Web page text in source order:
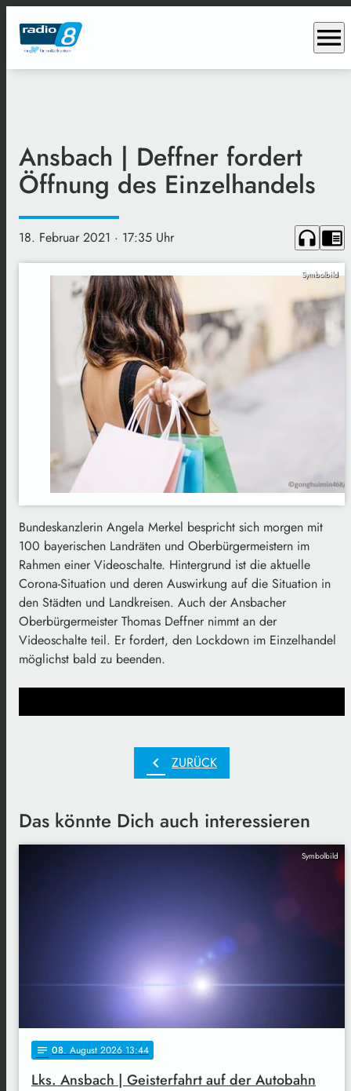
menu
Ansbach | Deffner fordert
Öffnung des Einzelhandels
18. Februar 2021 · 17:35 Uhr headphones chrome_reader_mode
Symbolbild
Bundeskanzlerin Angela Merkel bespricht sich morgen mit
100 bayerischen Landräten und Oberbürgermeistern im
Rahmen einer Videoschalte. Hintergrund ist die aktuelle
Corona-Situation und deren Auswirkung auf die Situation in
den Städten und Landkreisen. Auch der Ansbacher
Oberbürgermeister Thomas Deffner nimmt an der
Videoschalte teil. Er fordert, den Lockdown im Einzelhandel
möglichst bald zu beenden.
chevron_left ZURÜCK
Das könnte Dich auch interessieren
Symbolbild
notes 08. August 2026 13:44
Lks. Ansbach | Geisterfahrt auf der Autobahn